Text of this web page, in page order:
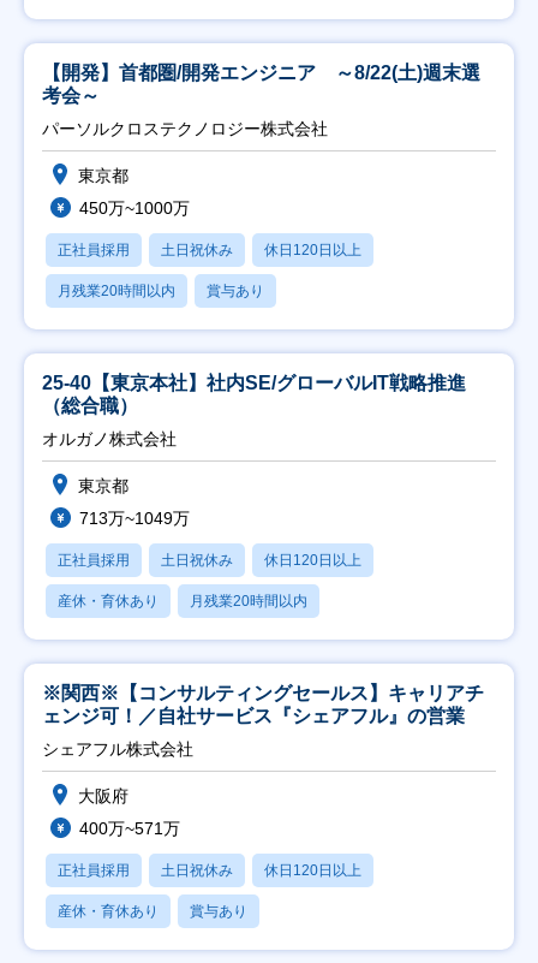
【開発】首都圏/開発エンジニア ～8/22(土)週末選
考会～
パーソルクロステクノロジー株式会社
東京都
450万~1000万
正社員採用 土日祝休み 休日120日以上
月残業20時間以内 賞与あり
25-40【東京本社】社内SE/グローバルIT戦略推進
（総合職）
オルガノ株式会社
東京都
713万~1049万
正社員採用 土日祝休み 休日120日以上
産休・育休あり 月残業20時間以内
※関西※【コンサルティングセールス】キャリアチ
ェンジ可！／自社サービス『シェアフル』の営業
シェアフル株式会社
大阪府
400万~571万
正社員採用 土日祝休み 休日120日以上
産休・育休あり 賞与あり